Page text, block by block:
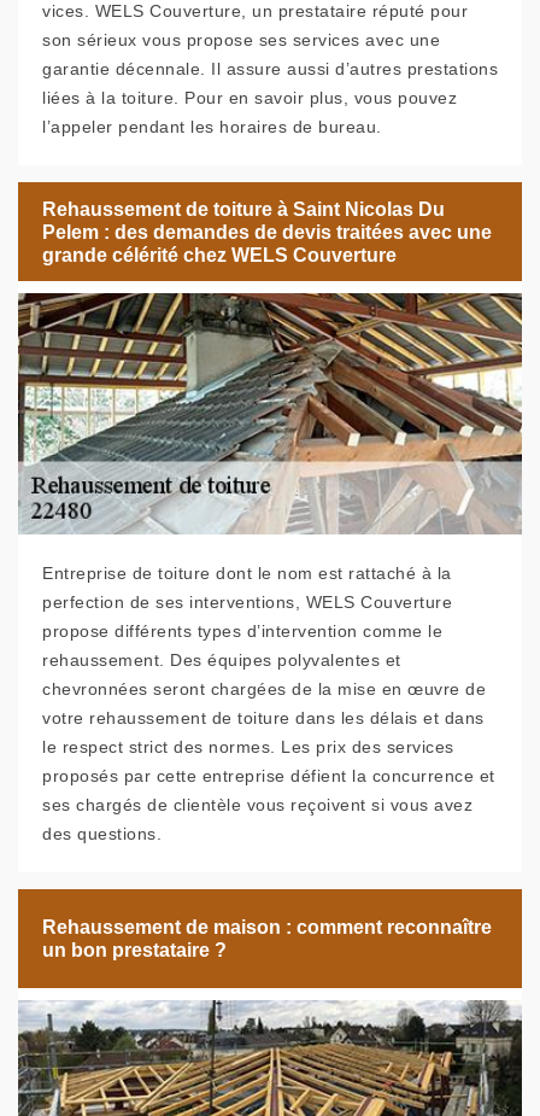
vices. WELS Couverture, un prestataire réputé pour
son sérieux vous propose ses services avec une
garantie décennale. Il assure aussi d’autres prestations
liées à la toiture. Pour en savoir plus, vous pouvez
l’appeler pendant les horaires de bureau.
Rehaussement de toiture à Saint Nicolas Du
Pelem : des demandes de devis traitées avec une
grande célérité chez WELS Couverture
Entreprise de toiture dont le nom est rattaché à la
perfection de ses interventions, WELS Couverture
propose différents types d’intervention comme le
rehaussement. Des équipes polyvalentes et
chevronnées seront chargées de la mise en œuvre de
votre rehaussement de toiture dans les délais et dans
le respect strict des normes. Les prix des services
proposés par cette entreprise défient la concurrence et
ses chargés de clientèle vous reçoivent si vous avez
des questions.
Rehaussement de maison : comment reconnaître
un bon prestataire ?